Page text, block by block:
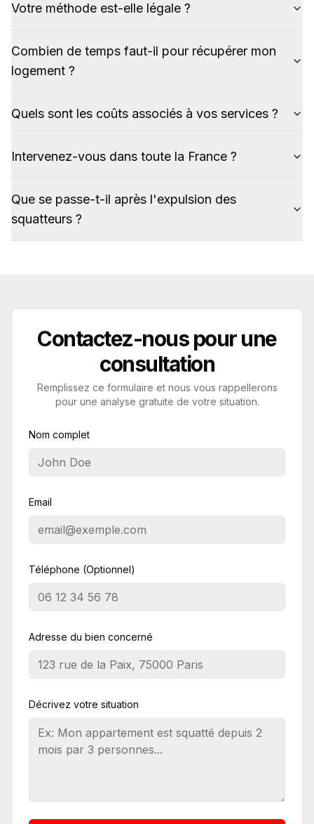
Votre méthode est-elle légale ?
Combien de temps faut-il pour récupérer mon
logement ?
Quels sont les coûts associés à vos services ?
Intervenez-vous dans toute la France ?
Que se passe-t-il après l'expulsion des
squatteurs ?
Contactez-nous pour une
consultation
Remplissez ce formulaire et nous vous rappellerons
pour une analyse gratuite de votre situation.
Nom complet
Email
Téléphone (Optionnel)
Adresse du bien concerné
Décrivez votre situation